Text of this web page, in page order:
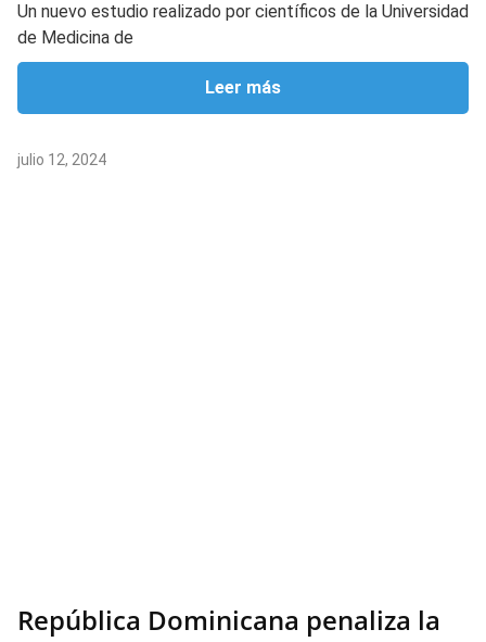
Un nuevo estudio realizado por científicos de la Universidad
de Medicina de
Leer más
julio 12, 2024
República Dominicana penaliza la